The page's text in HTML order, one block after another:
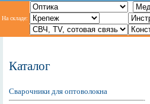
На складе:
Каталог
Сварочники для оптоволокна